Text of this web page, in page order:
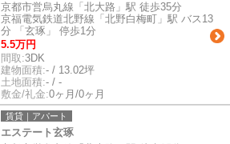
京都市営烏丸線「北大路」駅 徒歩35分
京福電気鉄道北野線「北野白梅町」駅 バス13
分 「玄琢」 停歩1分
5.5万円
間取:3DK
建物面積:- / 13.02坪
土地面積:- / -
敷金/礼金:0ヶ月/0ヶ月
賃貸｜アパート
エステート玄琢